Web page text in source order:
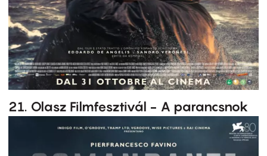
21. Olasz Filmfesztivál - A parancsnok